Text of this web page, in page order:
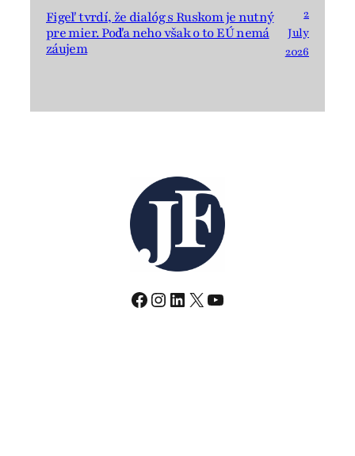
Figeľ tvrdí, že dialóg s Ruskom je nutný
pre mier. Podľa neho však o to EÚ nemá
záujem
2
July
2026
Facebook
Instagram
LinkedIn
X YouTube